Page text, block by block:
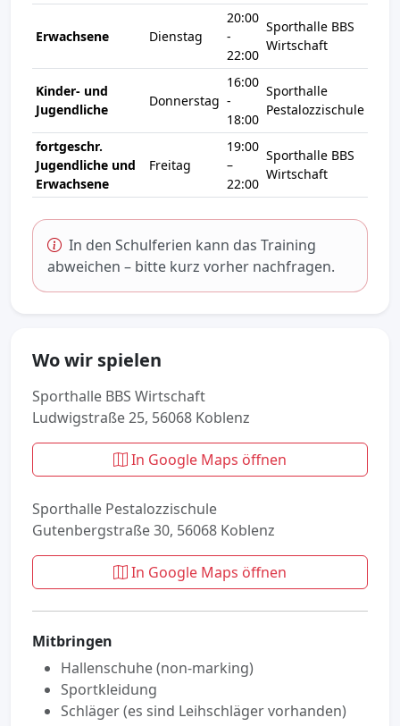
Erwachsene Dienstag
20:00
-
22:00
Sporthalle BBS
Wirtschaft
Kinder- und
Jugendliche
Donnerstag
16:00
-
18:00
Sporthalle
Pestalozzischule
fortgeschr.
Jugendliche und
Erwachsene
Freitag
19:00
–
22:00
Sporthalle BBS
Wirtschaft
In den Schulferien kann das Training
abweichen – bitte kurz vorher nachfragen.
Wo wir spielen
Sporthalle BBS Wirtschaft
Ludwigstraße 25, 56068 Koblenz
In Google Maps öffnen
Sporthalle Pestalozzischule
Gutenbergstraße 30, 56068 Koblenz
In Google Maps öffnen
Mitbringen
Hallenschuhe (non-marking)
Sportkleidung
Schläger (es sind Leihschläger vorhanden)